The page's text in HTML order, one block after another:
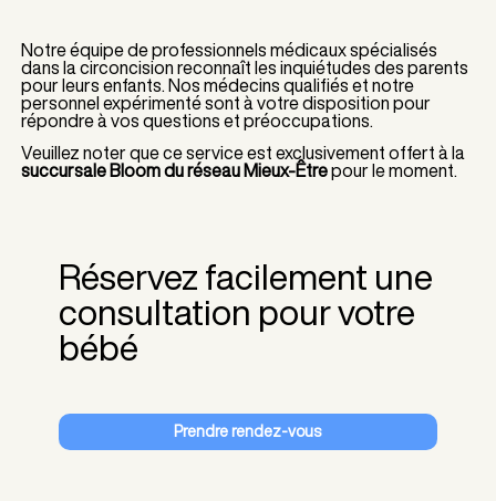
Notre équipe de professionnels médicaux spécialisés
dans la circoncision reconnaît les inquiétudes des parents
pour leurs enfants. Nos médecins qualifiés et notre
personnel expérimenté sont à votre disposition pour
répondre à vos questions et préoccupations.
Veuillez noter que ce service est exclusivement offert à la
succursale Bloom du réseau Mieux-Êtrepour le moment.
Réservez facilement une
consultation pour votre
bébé
Prendre rendez-vous